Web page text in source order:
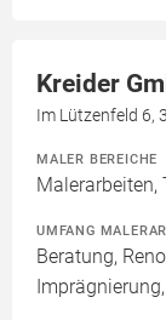
Kreider
Im Lützenfeld 6,
MALER BEREICHE
Malerarbeiten,
UMFANG
Beratung,